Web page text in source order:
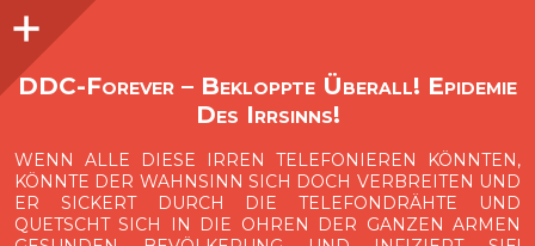
O
p
e
n
i
d
e
b
a
DDC-Forever – Bekloppte Überall! Epidemie
Des Irrsinns!
WENN ALLE DIESE IRREN TELEFONIEREN KÖNNTEN,
KÖNNTE DER WAHNSINN SICH DOCH VERBREITEN UND
ER SICKERT DURCH DIE TELEFONDRÄHTE UND
QUETSCHT SICH IN DIE OHREN DER GANZEN ARMEN
Seitenleiste